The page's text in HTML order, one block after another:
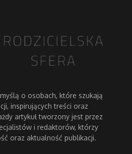
o osobach, które szukają
inspirujących treści oraz
artykuł tworzony jest przez
i redaktorów, którzy
oraz aktualność publikacji.